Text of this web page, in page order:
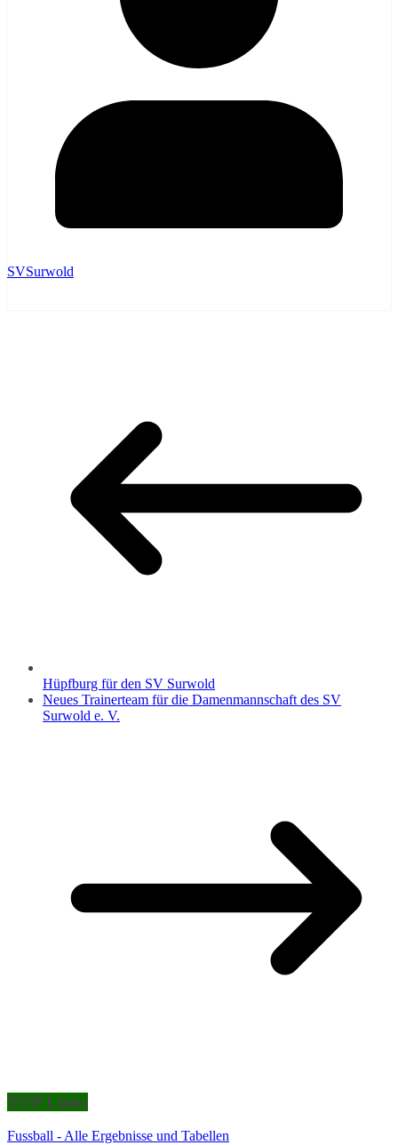
SVSurwold
Hüpfburg für den SV Surwold
Neues Trainerteam für die Damenmannschaft des SV
Surwold e. V.
TOP Links
Fussball - Alle Ergebnisse und Tabellen